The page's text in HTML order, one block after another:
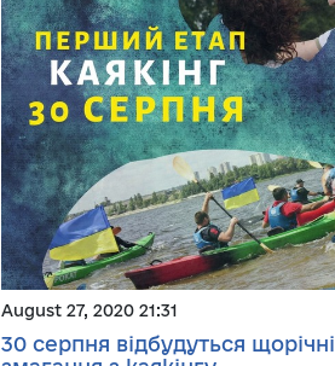
August 27, 2020 21:31
30 серпня відбудуться щорічні